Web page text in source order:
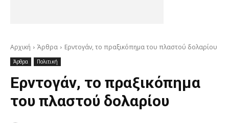
Αρχική Άρθρα Ερντογάν, το πραξικόπημα του πλαστού δολαρίου
Άρθρα Πολιτική
Ερντογάν, το πραξικόπημα
του πλαστού δολαρίου